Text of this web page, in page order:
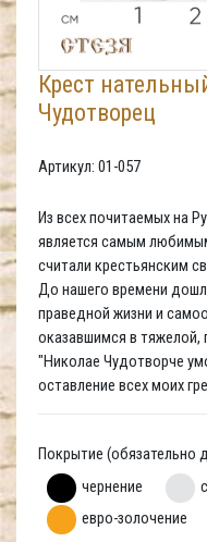
Крест
Чудотворец
Артикул: 01-057
Из всех почитаемых на
является самым
считали крестьянским
До нашего времени
праведной жизни и
оказавшимся в тяжелой,
"Николае Чудотворче
оставление всех моих
Покрытие (обязательно
чернение
евро-золочение